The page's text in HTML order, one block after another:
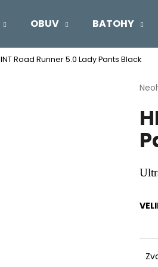
OBUV BATOHY
Road Runner 5.0 Lady Pants Black
je
0,0
Co potřebujete najít?